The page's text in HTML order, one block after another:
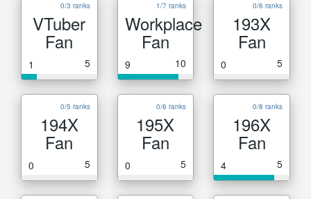
0/3 ranks
VTuber
Fan
1 5
1/7 ranks
Workplace
Fan
9 10
0/6 ranks
193X
Fan
0 5
0/5 ranks
194X
Fan
0 5
0/6 ranks
195X
Fan
0 5
0/8 ranks
196X
Fan
4 5